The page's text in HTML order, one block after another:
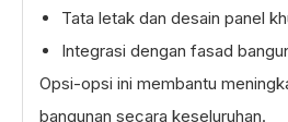
Tata letak dan desain panel
Integrasi dengan fasad
Opsi-opsi ini membantu
bangunan secara keseluruhan.